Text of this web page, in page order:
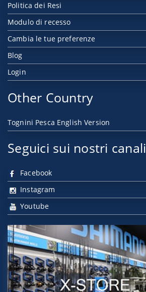
Politica dei Resi
Modulo di recesso
Cambia le tue preferenze
Blog
Login
Other Country
Tognini Pesca English Version
Seguici sui nostri canali
Facebook
Instagram
Youtube